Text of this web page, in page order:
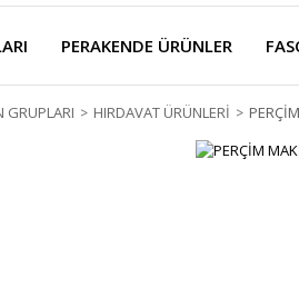
PERAKENDE ÜRÜNLER
GRUPLARI HIRDAVAT ÜRÜNLERİ